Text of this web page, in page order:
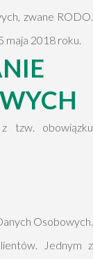
zwane RODO.
maja 2018 roku.
tzw. obowiązku
Osobowych.
Jednym z